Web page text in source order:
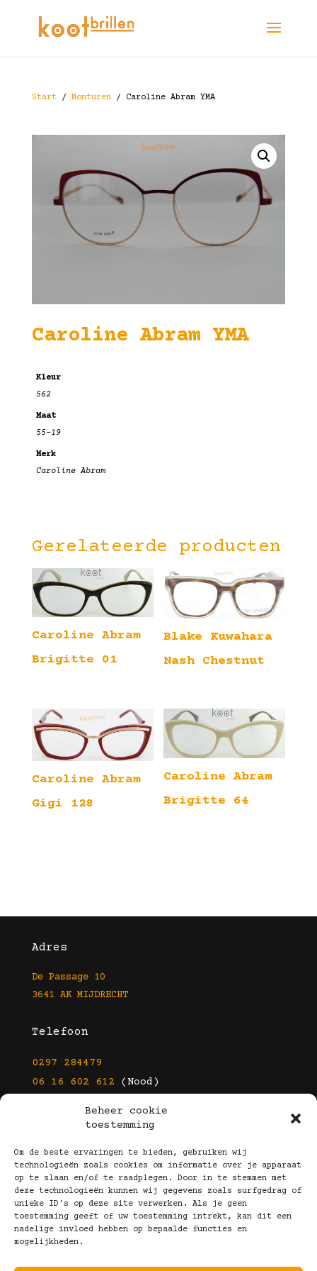
Beheer cookie
toestemming
Om de beste ervaringen te bieden, gebruiken wij
technologieën zoals cookies om informatie over je apparaat
op te slaan en/of te raadplegen. Door in te stemmen met
deze technologieën kunnen wij gegevens zoals surfgedrag of
unieke ID's op deze site verwerken. Als je geen
toestemming geeft of uw toestemming intrekt, kan dit een
nadelige invloed hebben op bepaalde functies en
mogelijkheden.
Start/ Monturen/ Caroline Abram YMA
Caroline Abram YMA
Kleur
562
Maat
55-19
Merk
Caroline Abram
Gerelateerde producten
Caroline Abram
Brigitte 01
Blake Kuwahara
Nash Chestnut
Caroline Abram
Gigi 128
Caroline Abram
Brigitte 64
Adres
De Passage 10
3641 AK MIJDRECHT
Telefoon
0297 284479
06 16 602 612 (Nood)
info@kootbrillen.nl
Volg Ons!